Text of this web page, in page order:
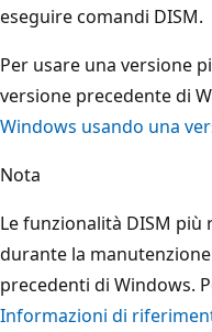
eseguire comandi DISM.
Per usare una versione
versione precedente di
Windows usando una
Nota
Le funzionalità DISM
durante la
precedenti di Windows.
Informazioni di